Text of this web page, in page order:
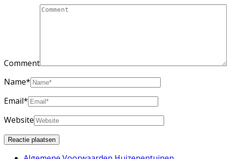
Comment
Name*
Email*
Website